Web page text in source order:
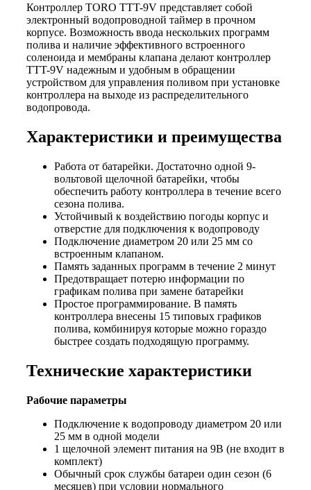
Контроллер TORO TTT-9V представляет собой
электронный водопроводной таймер в прочном
корпусе. Возможность ввода нескольких программ
полива и наличие эффективного встроенного
соленоида и мембраны клапана делают контроллер
TTT-9V надежным и удобным в обращении
устройством для управления поливом при установке
контроллера на выходе из распределительного
водопровода.
Характеристики и преимущества
Работа от батарейки. Достаточно одной 9-
вольтовой щелочной батарейки, чтобы
обеспечить работу контроллера в течение всего
сезона полива.
Устойчивый к воздействию погоды корпус и
отверстие для подключения к водопроводу
Подключение диаметром 20 или 25 мм со
встроенным клапаном.
Память заданных программ в течение 2 минут
Предотвращает потерю информации по
графикам полива при замене батарейки
Простое программирование. В память
контроллера внесены 15 типовых графиков
полива, комбинируя которые можно гораздо
быстрее создать подходящую программу.
Технические характеристики
Рабочие параметры
Подключение к водопроводу диаметром 20 или
25 мм в одной модели
1 щелочной элемент питания на 9В (не входит в
комплект)
Обычный срок службы батареи один сезон (6
месяцев) при условии нормального